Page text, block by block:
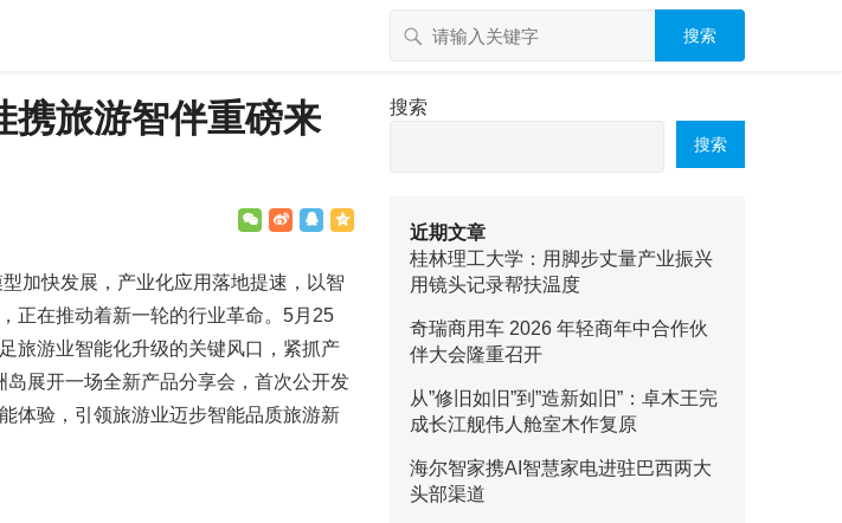
搜索
携旅游智伴重磅来
加快发展，产业化应用落地提速，以智
正在推动着新一轮的行业革命。5月25
旅游业智能化升级的关键风口，紧抓产
岛展开一场全新产品分享会，首次公开发
体验，引领旅游业迈步智能品质旅游新
搜索
搜索
近期文章
桂林理工大学：用脚步丈量产业振兴
用镜头记录帮扶温度
奇瑞商用车 2026 年轻商年中合作伙
伴大会隆重召开
从”修旧如旧”到”造新如旧”：卓木王完
成长江舰伟人舱室木作复原
海尔智家携AI智慧家电进驻巴西两大
头部渠道